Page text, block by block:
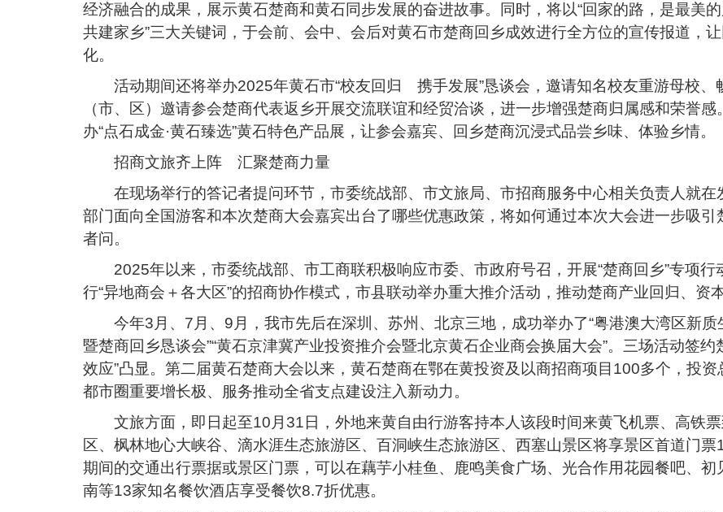
经济融合的成果，展示黄石楚商和黄石同步发展的奋进故事。同时，将以“回家的路，是最美的
共建家乡”三大关键词，于会前、会中、会后对黄石市楚商回乡成效进行全方位的宣传报道，
化。
活动期间还将举办2025年黄石市“校友回归 携手发展”恳谈会，邀请知名校友重游母校
（市、区）邀请参会楚商代表返乡开展交流联谊和经贸洽谈，进一步增强楚商归属感和荣誉
办“点石成金·黄石臻选”黄石特色产品展，让参会嘉宾、回乡楚商沉浸式品尝乡味、体验乡情。
招商文旅齐上阵 汇聚楚商力量
在现场举行的答记者提问环节，市委统战部、市文旅局、市招商服务中心相关负责人就在
部门面向全国游客和本次楚商大会嘉宾出台了哪些优惠政策，将如何通过本次大会进一步吸
者问。
2025年以来，市委统战部、市工商联积极响应市委、市政府号召，开展“楚商回乡”专项
行“异地商会＋各大区”的招商协作模式，市县联动举办重大推介活动，推动楚商产业回归、资
今年3月、7月、9月，我市先后在深圳、苏州、北京三地，成功举办了“粤港澳大湾区新质
暨楚商回乡恳谈会”“黄石京津冀产业投资推介会暨北京黄石企业商会换届大会”。三场活动签
效应”凸显。第二届黄石楚商大会以来，黄石楚商在鄂在黄投资及以商招商项目100多个，投
都市圈重要增长极、服务推动全省支点建设注入新动力。
文旅方面，即日起至10月31日，外地来黄自由行游客持本人该段时间来黄飞机票、高铁
区、枫林地心大峡谷、滴水涯生态旅游区、百洞峡生态旅游区、西塞山景区将享景区首道门
期间的交通出行票据或景区门票，可以在藕芋小桂鱼、鹿鸣美食广场、光合作用花园餐吧、
南等13家知名餐饮酒店享受餐饮8.7折优惠。